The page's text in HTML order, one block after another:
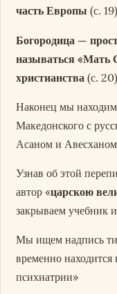
часть Европы (с.
Богородица —
называться «Мать
христианства(с. 20)
Наконец мы
Македонского с
Асаном и
Узнав об этой
автор «царскою
закрываем учебник
Мы ищем надпись
временно
психиатрии»